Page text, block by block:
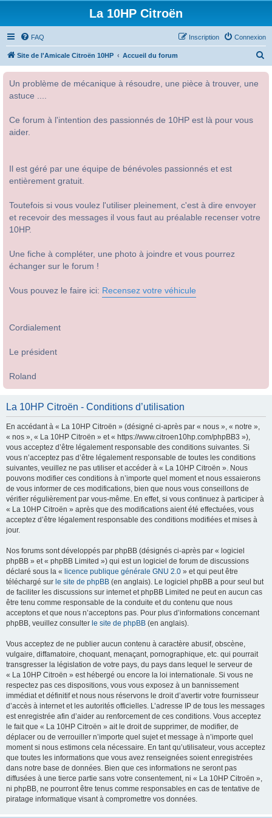
La 10HP Citroën
FAQ Connexion
Inscription
Site de l'Amicale Citroën 10HP Accueil du forum
Un problème de mécanique à résoudre, une pièce à trouver, une
astuce ....
Ce forum à l'intention des passionnés de 10HP est là pour vous
aider.
Il est géré par une équipe de bénévoles passionnés et est
entièrement gratuit.
Toutefois si vous voulez l'utiliser pleinement, c'est à dire envoyer
et recevoir des messages il vous faut au préalable recenser votre
10HP.
Une fiche à compléter, une photo à joindre et vous pourrez
échanger sur le forum !
Vous pouvez le faire ici: Recensez votre véhicule
Cordialement
Le président
Roland
La 10HP Citroën - Conditions d’utilisation
En accédant à « La 10HP Citroën » (désigné ci-après par « nous », « notre »,
« nos », « La 10HP Citroën » et « https://www.citroen10hp.com/phpBB3 »),
vous acceptez d’être légalement responsable des conditions suivantes. Si
vous n’acceptez pas d’être légalement responsable de toutes les conditions
suivantes, veuillez ne pas utiliser et accéder à « La 10HP Citroën ». Nous
pouvons modifier ces conditions à n’importe quel moment et nous essaierons
de vous informer de ces modifications, bien que nous vous conseillons de
vérifier régulièrement par vous-même. En effet, si vous continuez à participer à
« La 10HP Citroën » après que des modifications aient été effectuées, vous
acceptez d’être légalement responsable des conditions modifiées et mises à
jour.
Nos forums sont développés par phpBB (désignés ci-après par « logiciel
phpBB » et « phpBB Limited ») qui est un logiciel de forum de discussions
déclaré sous la « licence publique générale GNU 2.0 » et qui peut être
téléchargé sur le site de phpBB (en anglais). Le logiciel phpBB a pour seul but
de faciliter les discussions sur internet et phpBB Limited ne peut en aucun cas
être tenu comme responsable de la conduite et du contenu que nous
acceptons et que nous n’acceptons pas. Pour plus d’informations concernant
phpBB, veuillez consulter le site de phpBB (en anglais).
Vous acceptez de ne publier aucun contenu à caractère abusif, obscène,
vulgaire, diffamatoire, choquant, menaçant, pornographique, etc. qui pourrait
transgresser la législation de votre pays, du pays dans lequel le serveur de
« La 10HP Citroën » est hébergé ou encore la loi internationale. Si vous ne
respectez pas ces dispositions, vous vous exposez à un bannissement
immédiat et définitif et nous nous réservons le droit d’avertir votre fournisseur
d’accès à internet et les autorités officielles. L’adresse IP de tous les messages
est enregistrée afin d’aider au renforcement de ces conditions. Vous acceptez
le fait que « La 10HP Citroën » ait le droit de supprimer, de modifier, de
déplacer ou de verrouiller n’importe quel sujet et message à n’importe quel
moment si nous estimons cela nécessaire. En tant qu’utilisateur, vous acceptez
que toutes les informations que vous avez renseignées soient enregistrées
dans notre base de données. Bien que ces informations ne seront pas
diffusées à une tierce partie sans votre consentement, ni « La 10HP Citroën »,
ni phpBB, ne pourront être tenus comme responsables en cas de tentative de
piratage informatique visant à compromettre vos données.